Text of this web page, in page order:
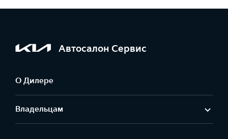
Автосалон Сервис
О Дилере
Владельцам